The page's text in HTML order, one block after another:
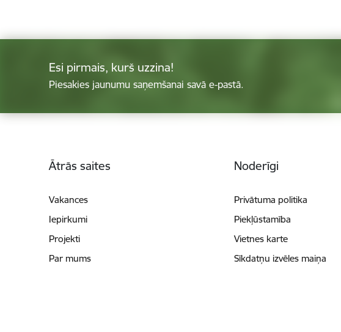
Esi pirmais, kurš uzzina!
Piesakies jaunumu saņemšanai savā e-pastā.
Ātrās saites
Vakances
Iepirkumi
Projekti
Par mums
Noderīgi
Privātuma politika
Piekļūstamība
Vietnes karte
Sīkdatņu izvēles maiņa